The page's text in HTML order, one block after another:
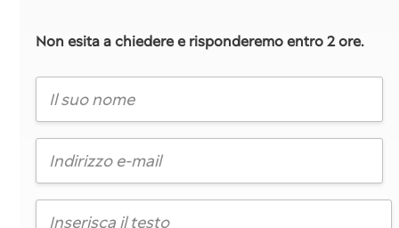
Non esita a chiedere e risponderemo entro 2 ore.